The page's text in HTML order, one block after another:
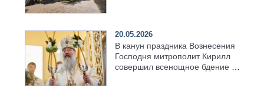
20.05.2026
В канун праздника Вознесения
Господня митрополит Кирилл
совершил всенощное бдение в